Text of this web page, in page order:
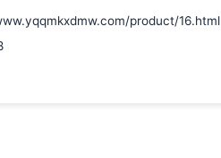
product/16.html